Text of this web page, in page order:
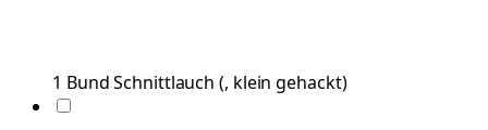
1 BundSchnittlauch (, klein gehackt)